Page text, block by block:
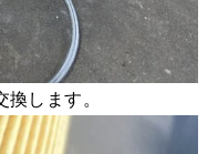
します。